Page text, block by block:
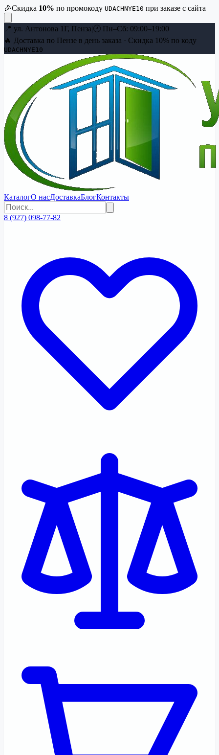
🎉Скидка 10% по промокоду UDACHNYE10 при заказе с сайта
📍 ул. Антонова 1Г, Пенза|🕐 Пн–Сб: 09:00–19:00
🔥 Доставка по Пензе в день заказа · Скидка 10% по коду
UDACHNYE10
КаталогО насДоставкаБлогКонтакты
8 (927) 098-77-82